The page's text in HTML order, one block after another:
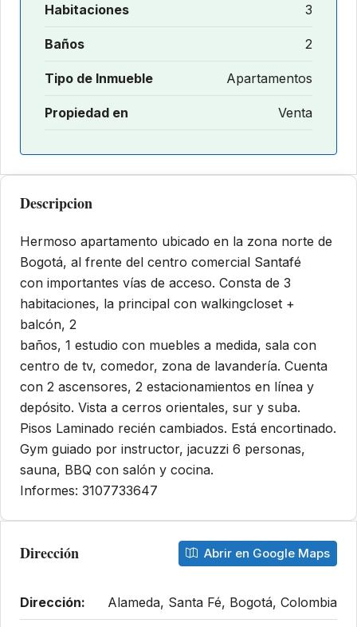
Habitaciones 3
Baños 2
Tipo de Inmueble Apartamentos
Propiedad en Venta
Descripcion
Hermoso apartamento ubicado en la zona norte de
Bogotá, al frente del centro comercial Santafé
con importantes vías de acceso. Consta de 3
habitaciones, la principal con walkingcloset +
balcón, 2
baños, 1 estudio con muebles a medida, sala con
centro de tv, comedor, zona de lavandería. Cuenta
con 2 ascensores, 2 estacionamientos en línea y
depósito. Vista a cerros orientales, sur y suba.
Pisos Laminado recién cambiados. Está encortinado.
Gym guiado por instructor, jacuzzi 6 personas,
sauna, BBQ con salón y cocina.
Informes: 3107733647
Dirección Abrir en Google Maps
Dirección: Alameda, Santa Fé, Bogotá, Colombia